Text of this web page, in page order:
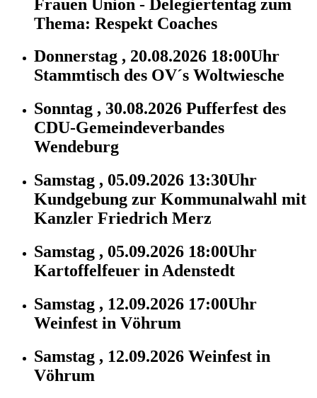
Frauen Union - Delegiertentag zum
Thema: Respekt Coaches
Donnerstag , 20.08.2026 18:00Uhr
Stammtisch des OV´s Woltwiesche
Sonntag , 30.08.2026 Pufferfest des
CDU-Gemeindeverbandes
Wendeburg
Samstag , 05.09.2026 13:30Uhr
Kundgebung zur Kommunalwahl mit
Kanzler Friedrich Merz
Samstag , 05.09.2026 18:00Uhr
Kartoffelfeuer in Adenstedt
Samstag , 12.09.2026 17:00Uhr
Weinfest in Vöhrum
Samstag , 12.09.2026 Weinfest in
Vöhrum